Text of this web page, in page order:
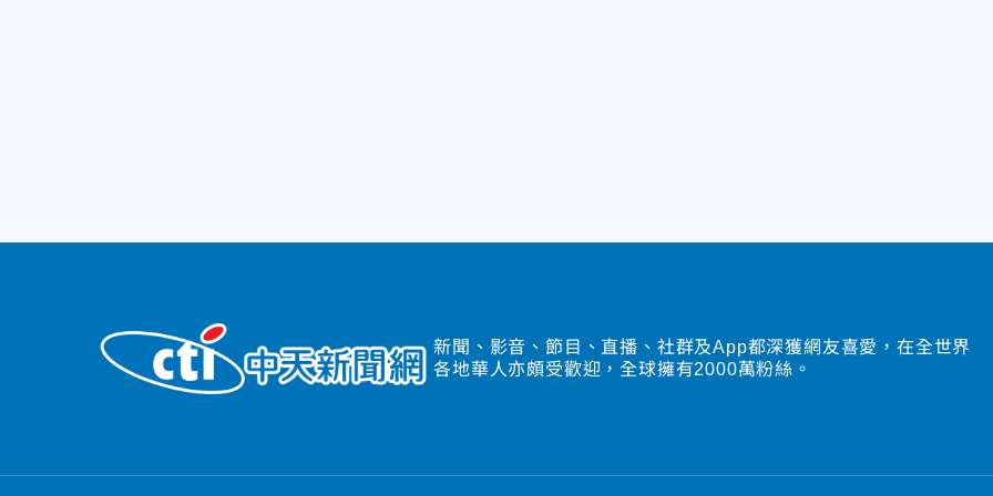
新聞、影音、節目、直播、社群及App都深獲網友喜愛，在全世界
各地華人亦頗受歡迎，全球擁有2000萬粉絲。